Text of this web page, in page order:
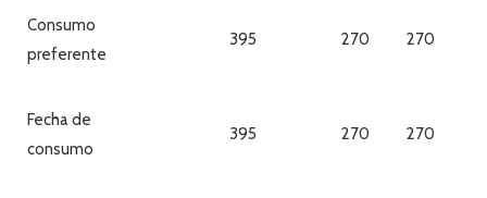
Consumo
preferente
395 270 270
Fecha de
consumo
395 270 270